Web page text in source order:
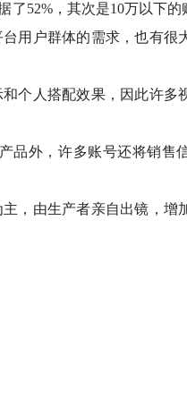
52%，其次是10万以下的
用户群体的需求，也有很
个人搭配效果，因此许多
品外，许多账号还将销售
，由生产者亲自出镜，增